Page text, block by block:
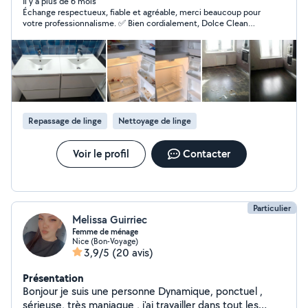
Échange respectueux, fiable et agréable, merci beaucoup pour
votre professionnalisme. ✅ Bien cordialement, Dolce Clean
Repassage de linge Nettoyage de linge
Voir le profil Contacter
Particulier
Melissa Guirriec
Femme de ménage
Nice (Bon-Voyage)
3,9/5 (20 avis)
Présentation
Bonjour je suis une personne Dynamique, ponctuel ,
sérieuse, très maniaque , j'ai travailler dans tout les